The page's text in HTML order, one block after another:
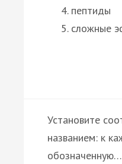
пептиды
сложные
Установите
названием: к
обозначенную…